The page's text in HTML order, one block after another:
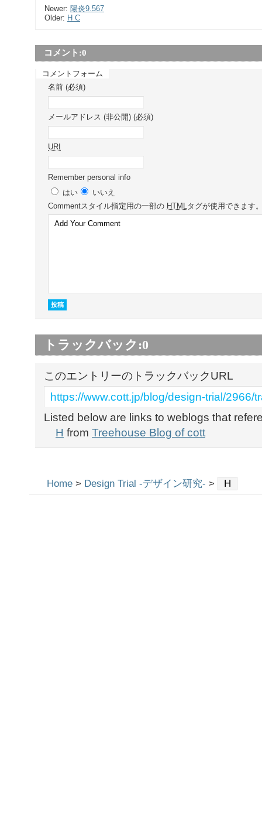
Newer: 陽炎9.567
Older: H C
コメント:0
コメントフォーム
名前 (必須)
メールアドレス (非公開) (必須)
URI
Remember personal info
はい
いいえ
Commentスタイル指定用の一部の HTML タグが使用できます
トラックバック:0
このエントリーのトラックバックURL
https://www.cott.jp/blog/design-trial/2966/
Listed below are links to weblogs that
H from Treehouse Blog of cott
Home > Design Trial -デザイン研究- > H